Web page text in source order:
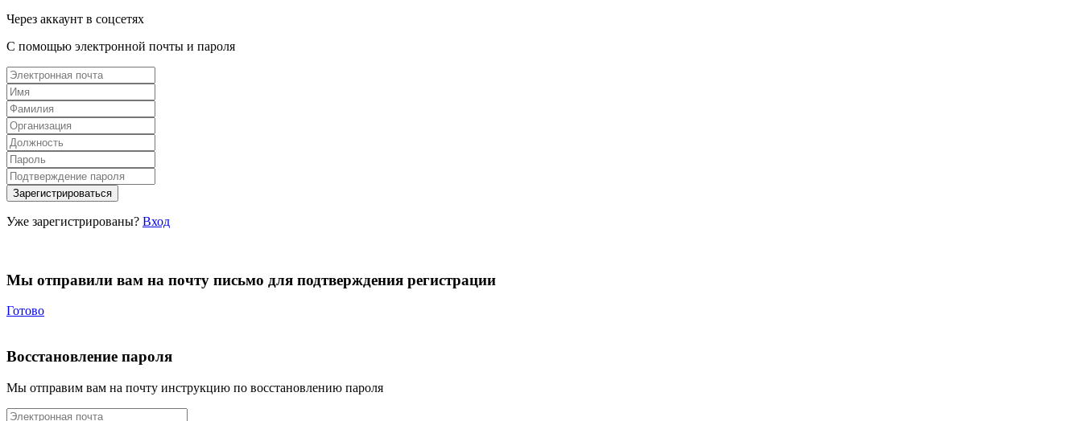
Через аккаунт в соцсетях
С помощью электронной почты и пароля
Уже зарегистрированы? Вход
Мы отправили вам на почту письмо для подтверждения регистрации
Готово
Восстановление пароля
Мы отправим вам на почту инструкцию по восстановлению пароля